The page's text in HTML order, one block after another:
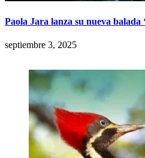
Paola Jara lanza su nueva balada
septiembre 3, 2025